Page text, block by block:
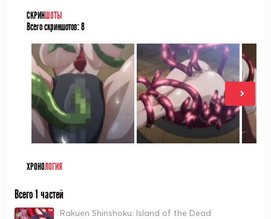
СКРИН ШОТЫ
Всего скриншотов:8
ХРОНОЛОГИЯ
Всего 1 частей
Rakuen Shinshoku: Island of the Dead